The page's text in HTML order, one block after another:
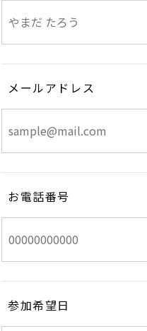
メールアドレス
お電話番号
参加希望日